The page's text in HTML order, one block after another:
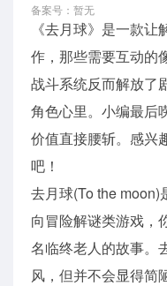
备案号：暂无
《去月球》是一款
作，那些需要互动的
战斗系统反而解放了
角色心里。小编最后
价值直接腰斩。感兴
吧！
去月球(To the
向冒险解谜类游戏，
名临终老人的故事。
风，但并不会显得简